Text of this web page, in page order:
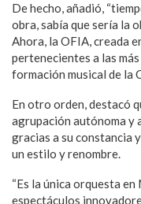
De hecho, añadió,
obra, sabía que sería la
Ahora, la OFIA, creada
pertenecientes a las
formación musical de la
En otro orden, destacó
agrupación autónoma y
gracias a su constancia
un estilo y renombre.
“Es la única orquesta
espectáculos